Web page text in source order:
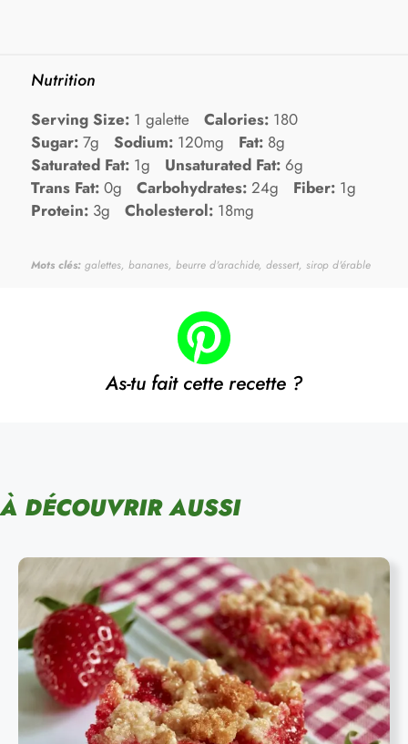
Nutrition
Serving Size: 1 galette Calories: 180
Sugar: 7g Sodium: 120mg Fat: 8g
Saturated Fat: 1g Unsaturated Fat: 6g
Trans Fat: 0g Carbohydrates: 24g Fiber: 1g
Protein: 3g Cholesterol: 18mg
Mots clés: galettes, bananes, beurre d'arachide, dessert, sirop d'érable
As-tu fait cette recette ?
À DÉCOUVRIR AUSSI